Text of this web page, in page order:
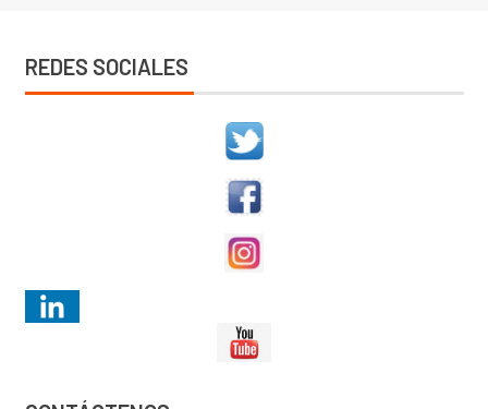
REDES SOCIALES